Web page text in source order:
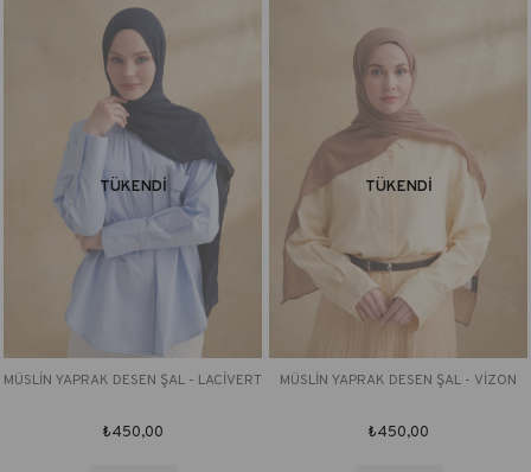
TÜKENDI
MÜSLİN YAPRAK DESEN ŞAL - LACİVERT
₺450,00
TÜKENDI
MÜSLİN YAPRAK DESEN ŞAL - VİZON
₺450,00